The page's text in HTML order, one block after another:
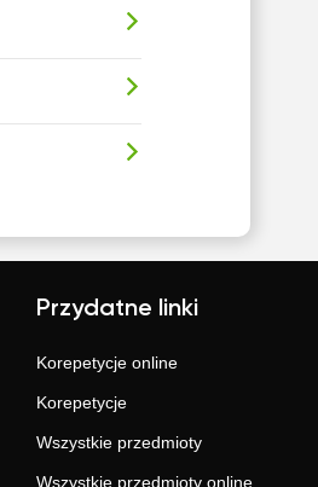
Przydatne linki
Korepetycje online
Korepetycje
Wszystkie przedmioty
Wszystkie przedmioty online